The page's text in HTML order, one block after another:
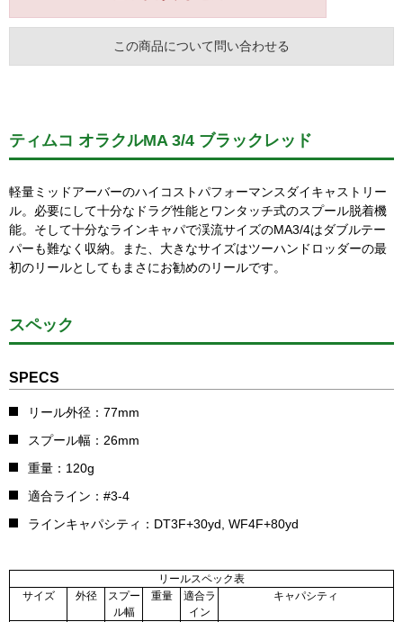
この商品について問い合わせる
ティムコ オラクルMA 3/4 ブラックレッド
軽量ミッドアーバーのハイコストパフォーマンスダイキャストリー
ル。必要にして十分なドラグ性能とワンタッチ式のスプール脱着機
能。そして十分なラインキャパで渓流サイズのMA3/4はダブルテー
パーも難なく収納。また、大きなサイズはツーハンドロッダーの最
初のリールとしてもまさにお勧めのリールです。
スペック
SPECS
リール外径：77mm
スプール幅：26mm
重量：120g
適合ライン：#3-4
ラインキャパシティ：DT3F+30yd, WF4F+80yd
リールスペック表
サイズ
外径
スプー
ル幅
重量
適合ラ
イン
キャパシティ